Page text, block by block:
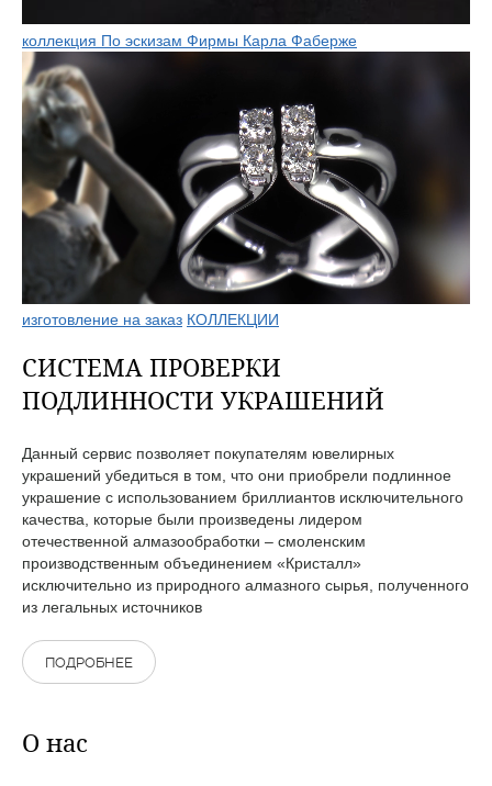
коллекция По эскизам Фирмы Карла Фаберже
изготовление на заказ КОЛЛЕКЦИИ
СИСТЕМА ПРОВЕРКИ
ПОДЛИННОСТИ УКРАШЕНИЙ
Данный сервис позволяет покупателям ювелирных
украшений убедиться в том, что они приобрели подлинное
украшение с использованием бриллиантов исключительного
качества, которые были произведены лидером
отечественной алмазообработки – смоленским
производственным объединением «Кристалл»
исключительно из природного алмазного сырья, полученного
из легальных источников
ПОДРОБНЕЕ
О нас